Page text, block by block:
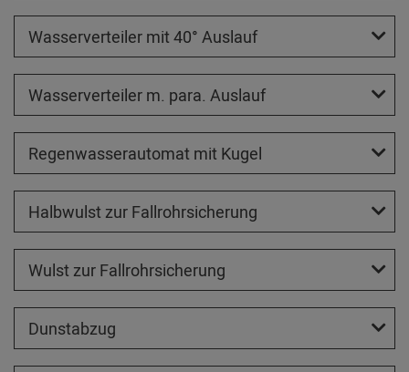
Wasserverteiler mit 40° Auslauf
Wasserverteiler m. para. Auslauf
Regenwasserautomat mit Kugel
Halbwulst zur Fallrohrsicherung
Wulst zur Fallrohrsicherung
Dunstabzug